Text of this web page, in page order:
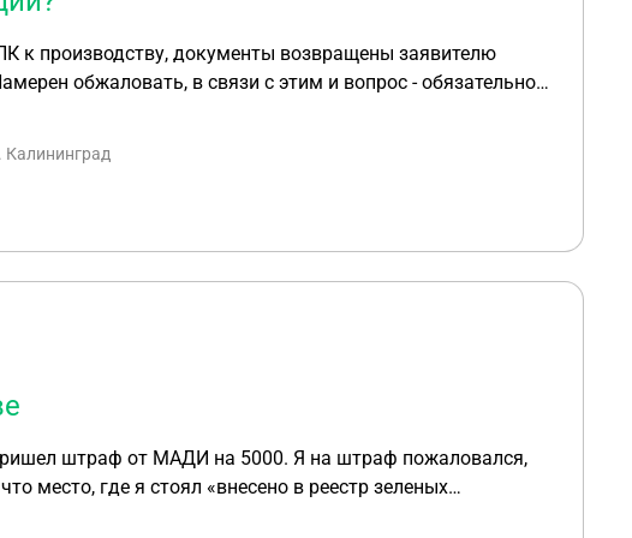
к производству, документы возвращены заявителю
инстанции ? или у суда должны быть их копии ?
вашей модерации смысл вопроса неузнаваем...)
Калининград
штраф от МАДИ на 5000. Я на штраф пожаловался,
место, где я стоял «внесено в реестр зеленых
сильно разбитый годами. Но вчера положили новый.